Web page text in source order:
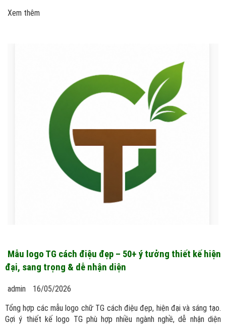
Xem thêm
Mẫu logo TG cách điệu đẹp – 50+ ý tưởng thiết kế hiện
đại, sang trọng & dễ nhận diện
admin
16/05/2026
Tổng hợp các mẫu logo chữ TG cách điệu đẹp, hiện đại và sáng tạo.
Gợi ý thiết kế logo TG phù hợp nhiều ngành nghề, dễ nhận diện